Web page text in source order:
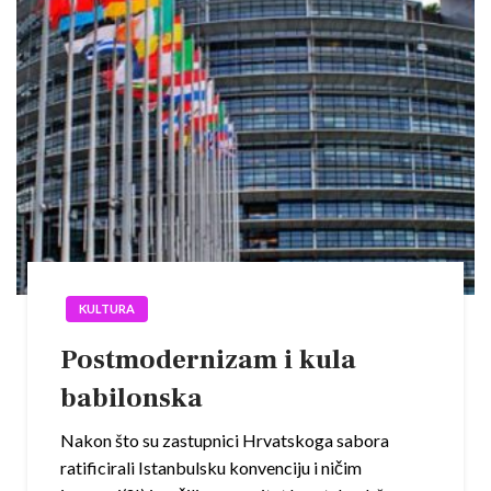
KULTURA
Postmodernizam i kula
babilonska
Nakon što su zastupnici Hrvatskoga sabora
ratificirali Istanbulsku konvenciju i ničim